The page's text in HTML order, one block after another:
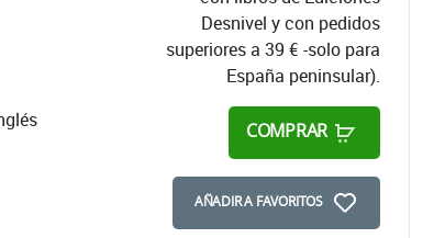
Desnivel y con pedidos
superiores a 39 € -solo para
España peninsular).
COMPRAR
AÑADIR A FAVORITOS